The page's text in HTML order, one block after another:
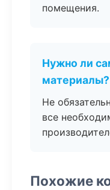
помещения.
Нужно ли
материалы?
Не
все
Похожие